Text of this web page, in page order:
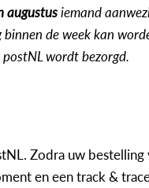
augustusiemand
de week kan
wordt bezorgd.
Zodra uw
en een track &